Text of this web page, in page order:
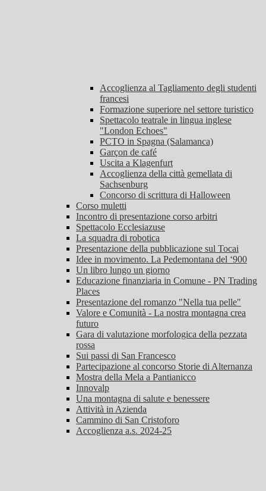
Accoglienza al Tagliamento degli studenti
francesi
Formazione superiore nel settore turistico
Spettacolo teatrale in lingua inglese
"London Echoes"
PCTO in Spagna (Salamanca)
Garçon de café
Uscita a Klagenfurt
Accoglienza della città gemellata di
Sachsenburg
Concorso di scrittura di Halloween
Corso muletti
Incontro di presentazione corso arbitri
Spettacolo Ecclesiazuse
La squadra di robotica
Presentazione della pubblicazione sul Tocai
Idee in movimento. La Pedemontana del ‘900
Un libro lungo un giorno
Educazione finanziaria in Comune - PN Trading
Places
Presentazione del romanzo "Nella tua pelle"
Valore e Comunità - La nostra montagna crea
futuro
Gara di valutazione morfologica della pezzata
rossa
Sui passi di San Francesco
Partecipazione al concorso Storie di Alternanza
Mostra della Mela a Pantianicco
Innovalp
Una montagna di salute e benessere
Attività in Azienda
Cammino di San Cristoforo
Accoglienza a.s. 2024-25